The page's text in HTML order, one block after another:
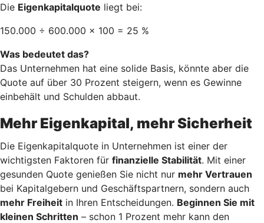
Die Eigenkapitalquote liegt bei:
150.000 ÷ 600.000 × 100 = 25 %
Was bedeutet das?
Das Unternehmen hat eine solide Basis, könnte aber die
Quote auf über 30 Prozent steigern, wenn es Gewinne
einbehält und Schulden abbaut.
Mehr Eigenkapital, mehr Sicherheit
Die Eigenkapitalquote in Unternehmen ist einer der
wichtigsten Faktoren für finanzielle Stabilität. Mit einer
gesunden Quote genießen Sie nicht nur mehr Vertrauen
bei Kapitalgebern und Geschäftspartnern, sondern auch
mehr Freiheit in Ihren Entscheidungen. Beginnen Sie mit
kleinen Schritten – schon 1 Prozent mehr kann den